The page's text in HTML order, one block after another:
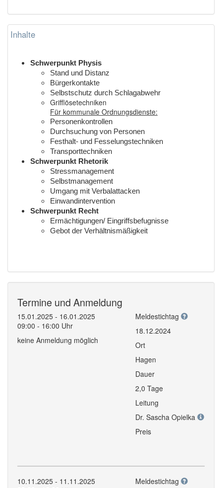
Inhalte
Schwerpunkt Physis
Stand und Distanz
Bürgerkontakte
Selbstschutz durch Schlagabwehr
Grifflösetechniken
Für kommunale Ordnungsdienste:
Personenkontrollen
Durchsuchung von Personen
Festhalt- und Fesselungstechniken
Transporttechniken
Schwerpunkt Rhetorik
Stressmanagement
Selbstmanagement
Umgang mit Verbalattacken
Einwandintervention
Schwerpunkt Recht
Ermächtigungen/ Eingriffsbefugnisse
Gebot der Verhältnismäßigkeit
Termine und Anmeldung
15.01.2025 - 16.01.2025
09:00 - 16:00 Uhr
keine Anmeldung möglich
Meldestichtag
18.12.2024
Ort
Hagen
Dauer
2,0 Tage
Leitung
Dr. Sascha Opielka
Preis
10.11.2025 - 11.11.2025
Meldestichtag